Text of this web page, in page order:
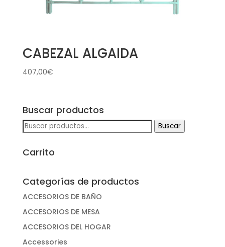
CABEZAL ALGAIDA
407,00€
Buscar productos
Buscar
por:
Buscar
Carrito
Categorías de productos
ACCESORIOS DE BAÑO
ACCESORIOS DE MESA
ACCESORIOS DEL HOGAR
Accessories